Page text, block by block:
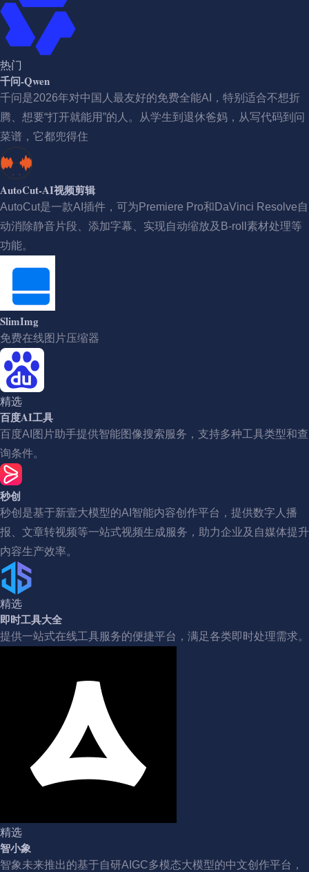
热门
千问-Qwen
千问是2026年对中国人最友好的免费全能AI，特别适合不想折
腾、想要“打开就能用”的人。从学生到退休爸妈，从写代码到问
菜谱，它都兜得住
AutoCut-AI视频剪辑
AutoCut是一款AI插件，可为Premiere Pro和DaVinci Resolve自
动消除静音片段、添加字幕、实现自动缩放及B-roll素材处理等
功能。
SlimImg
免费在线图片压缩器
精选
百度AI工具
百度AI图片助手提供智能图像搜索服务，支持多种工具类型和查
询条件。
秒创
秒创是基于新壹大模型的AI智能内容创作平台，提供数字人播
报、文章转视频等一站式视频生成服务，助力企业及自媒体提升
内容生产效率。
精选
即时工具大全
提供一站式在线工具服务的便捷平台，满足各类即时处理需求。
精选
智小象
智象未来推出的基于自研AIGC多模态大模型的中文创作平台，